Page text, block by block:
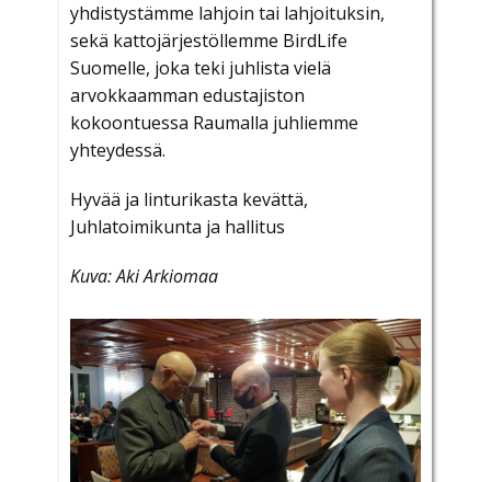
yhdistystämme lahjoin tai lahjoituksin,
sekä kattojärjestöllemme BirdLife
Suomelle, joka teki juhlista vielä
arvokkaamman edustajiston
kokoontuessa Raumalla juhliemme
yhteydessä.
Hyvää ja linturikasta kevättä,
Juhlatoimikunta ja hallitus
Kuva: Aki Arkiomaa